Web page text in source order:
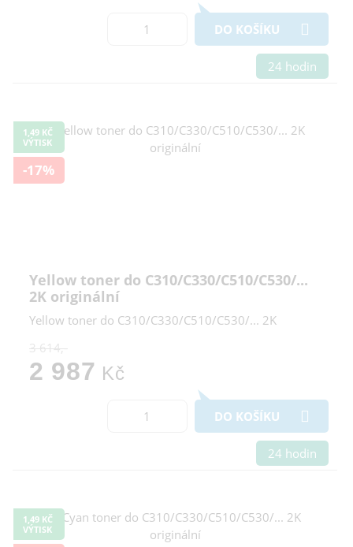
DO KOŠÍKU
24 hodin
1,49 KČ
VÝTISK
-17%
Yellow toner do C310/C330/C510/C530/...
2K originální
Yellow toner do C310/C330/C510/C530/... 2K
3 614,-
2 987 Kč
DO KOŠÍKU
24 hodin
1,49 KČ
VÝTISK